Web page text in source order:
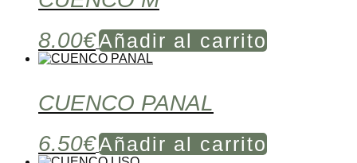
8.00€Añadir al carrito
CUENCO PANAL
6.50€Añadir al carrito